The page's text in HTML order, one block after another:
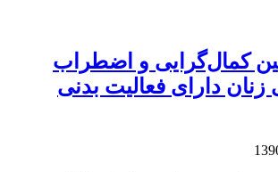
کمال‌گرایی و اضطراب
زنان دارای فعالیت بدنی